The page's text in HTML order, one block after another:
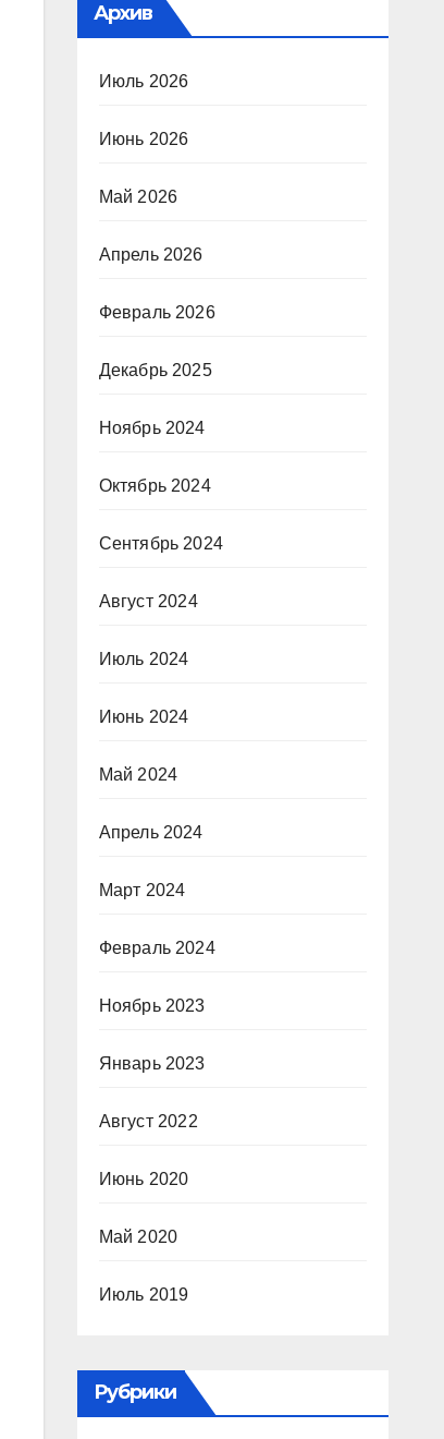
Архив
Июль 2026
Июнь 2026
Май 2026
Апрель 2026
Февраль 2026
Декабрь 2025
Ноябрь 2024
Октябрь 2024
Сентябрь 2024
Август 2024
Июль 2024
Июнь 2024
Май 2024
Апрель 2024
Март 2024
Февраль 2024
Ноябрь 2023
Январь 2023
Август 2022
Июнь 2020
Май 2020
Июль 2019
Рубрики